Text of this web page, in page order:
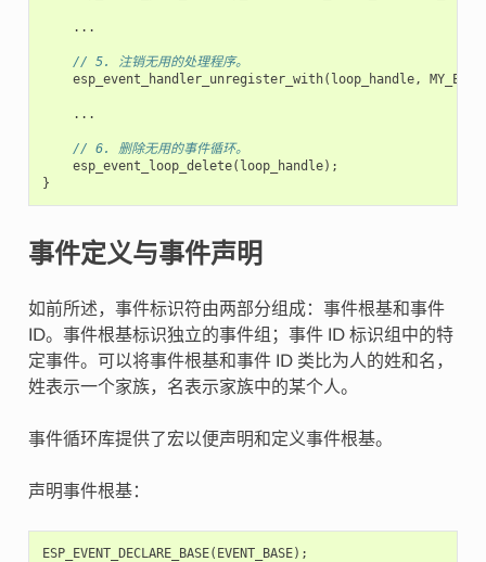
...
// 5. 注销无用的处理程序。
esp_event_handler_unregister_with( loop_handle,
...
// 6. 删除无用的事件循环。
esp_event_loop_delete( loop_handle);
}
事件定义与事件声明
如前所述，事件标识符由两部分组成：事件根基和事件
ID。事件根基标识独立的事件组；事件 ID 标识组中的特
定事件。可以将事件根基和事件 ID 类比为人的姓和名，
姓表示一个家族，名表示家族中的某个人。
事件循环库提供了宏以便声明和定义事件根基。
声明事件根基：
ESP_EVENT_DECLARE_BASE( EVENT_BASE);